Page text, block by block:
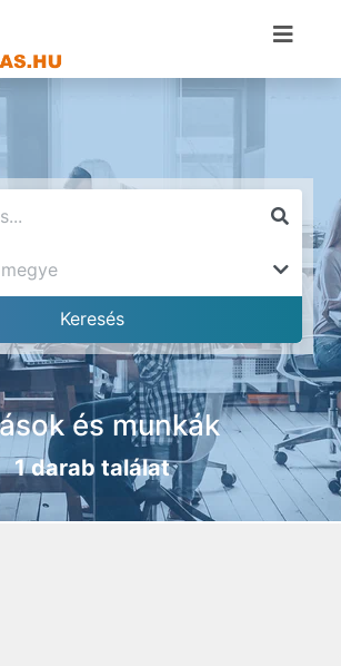
és munkák
1 darab találat